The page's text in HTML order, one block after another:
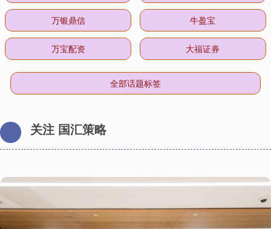
万银鼎信 牛盈宝
万宝配资 大福证券
全部话题标签
关注 国汇策略